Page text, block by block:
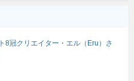
8冠クリエイター・エル（Eru）さ